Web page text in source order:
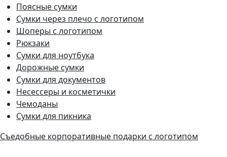
Поясные сумки
Сумки через плечо с логотипом
Шоперы с логотипом
Рюкзаки
Сумки для ноутбука
Дорожные сумки
Сумки для документов
Несессеры и косметички
Чемоданы
Сумки для пикника
Съедобные корпоративные подарки с логотипом